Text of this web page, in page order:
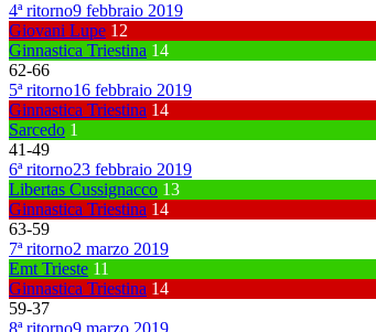
4ª ritorno9 febbraio 2019
Giovani Lupe 12
Ginnastica Triestina 14
62-66
5ª ritorno16 febbraio 2019
Ginnastica Triestina 14
Sarcedo 1
41-49
6ª ritorno23 febbraio 2019
Libertas Cussignacco 13
Ginnastica Triestina 14
63-59
7ª ritorno2 marzo 2019
Emt Trieste 11
Ginnastica Triestina 14
59-37
8ª ritorno9 marzo 2019